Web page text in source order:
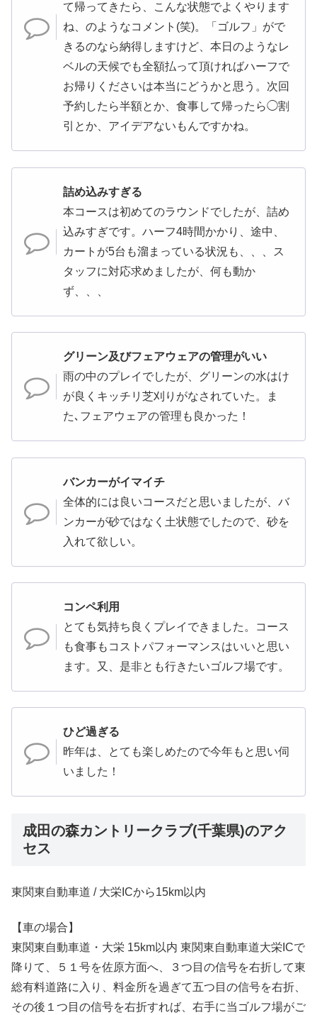
て帰ってきたら、こんな状態でよくやります
ね、のようなコメント(笑)。「ゴルフ」がで
きるのなら納得しますけど、本日のようなレ
ベルの天候でも全額払って頂ければハーフで
お帰りくださいは本当にどうかと思う。次回
予約したら半額とか、食事して帰ったら◯割
引とか、アイデアないもんですかね。
詰め込みすぎる
本コースは初めてのラウンドでしたが、詰め
込みすぎです。ハーフ4時間かかり、途中、
カートが5台も溜まっている状況も、、、ス
タッフに対応求めましたが、何も動か
ず、、、
グリーン及びフェアウェアの管理がいい
雨の中のプレイでしたが、グリーンの水はけ
が良くキッチリ芝刈りがなされていた。ま
た､フェアウェアの管理も良かった！
バンカーがイマイチ
全体的には良いコースだと思いましたが、バ
ンカーが砂ではなく土状態でしたので、砂を
入れて欲しい。
コンペ利用
とても気持ち良くプレイできました。コース
も食事もコストパフォーマンスはいいと思い
ます。又、是非とも行きたいゴルフ場です。
ひど過ぎる
昨年は、とても楽しめたので今年もと思い伺
いました！
成田の森カントリークラブ(千葉県)のアク
セス
東関東自動車道 / 大栄ICから15km以内
【車の場合】
東関東自動車道・大栄 15km以内 東関東自動車道大栄ICで
降りて、５１号を佐原方面へ、３つ目の信号を右折して東
総有料道路に入り、料金所を過ぎて五つ目の信号を右折、
その後１つ目の信号を右折すれば、右手に当ゴルフ場がご